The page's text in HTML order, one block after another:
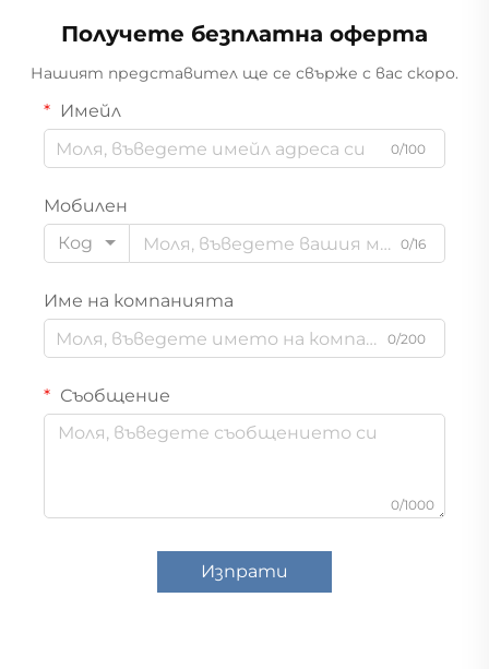
Получете безплатна оферта
Нашият представител ще се свърже с вас скоро.
Имейл
0/100
Мобилен
Код
0/16
Име на компанията
0/200
Съобщение
0/1000
Изпрати